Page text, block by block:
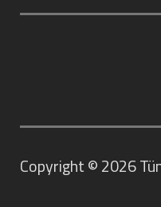
Copyright © 2026